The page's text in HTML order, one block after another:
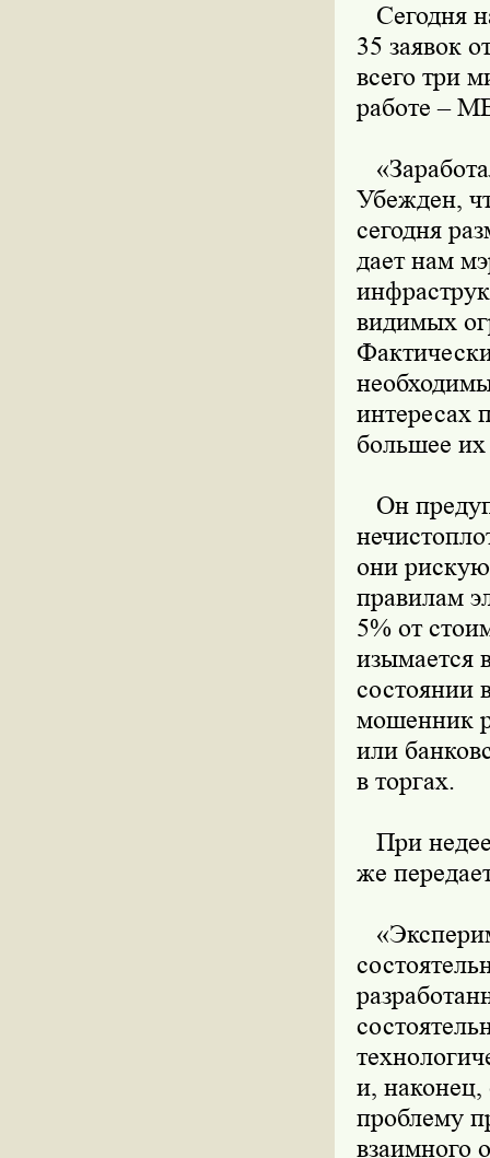
Сегодня
35 заявок
всего три
работе –
Убежден,
сегодня
дает нам
видимых
интересах
большее
Он
они
правилам
5% от
изымается
состоянии
мошенник
или
в торгах.
При
же
и, наконец,
проблему
взаимного